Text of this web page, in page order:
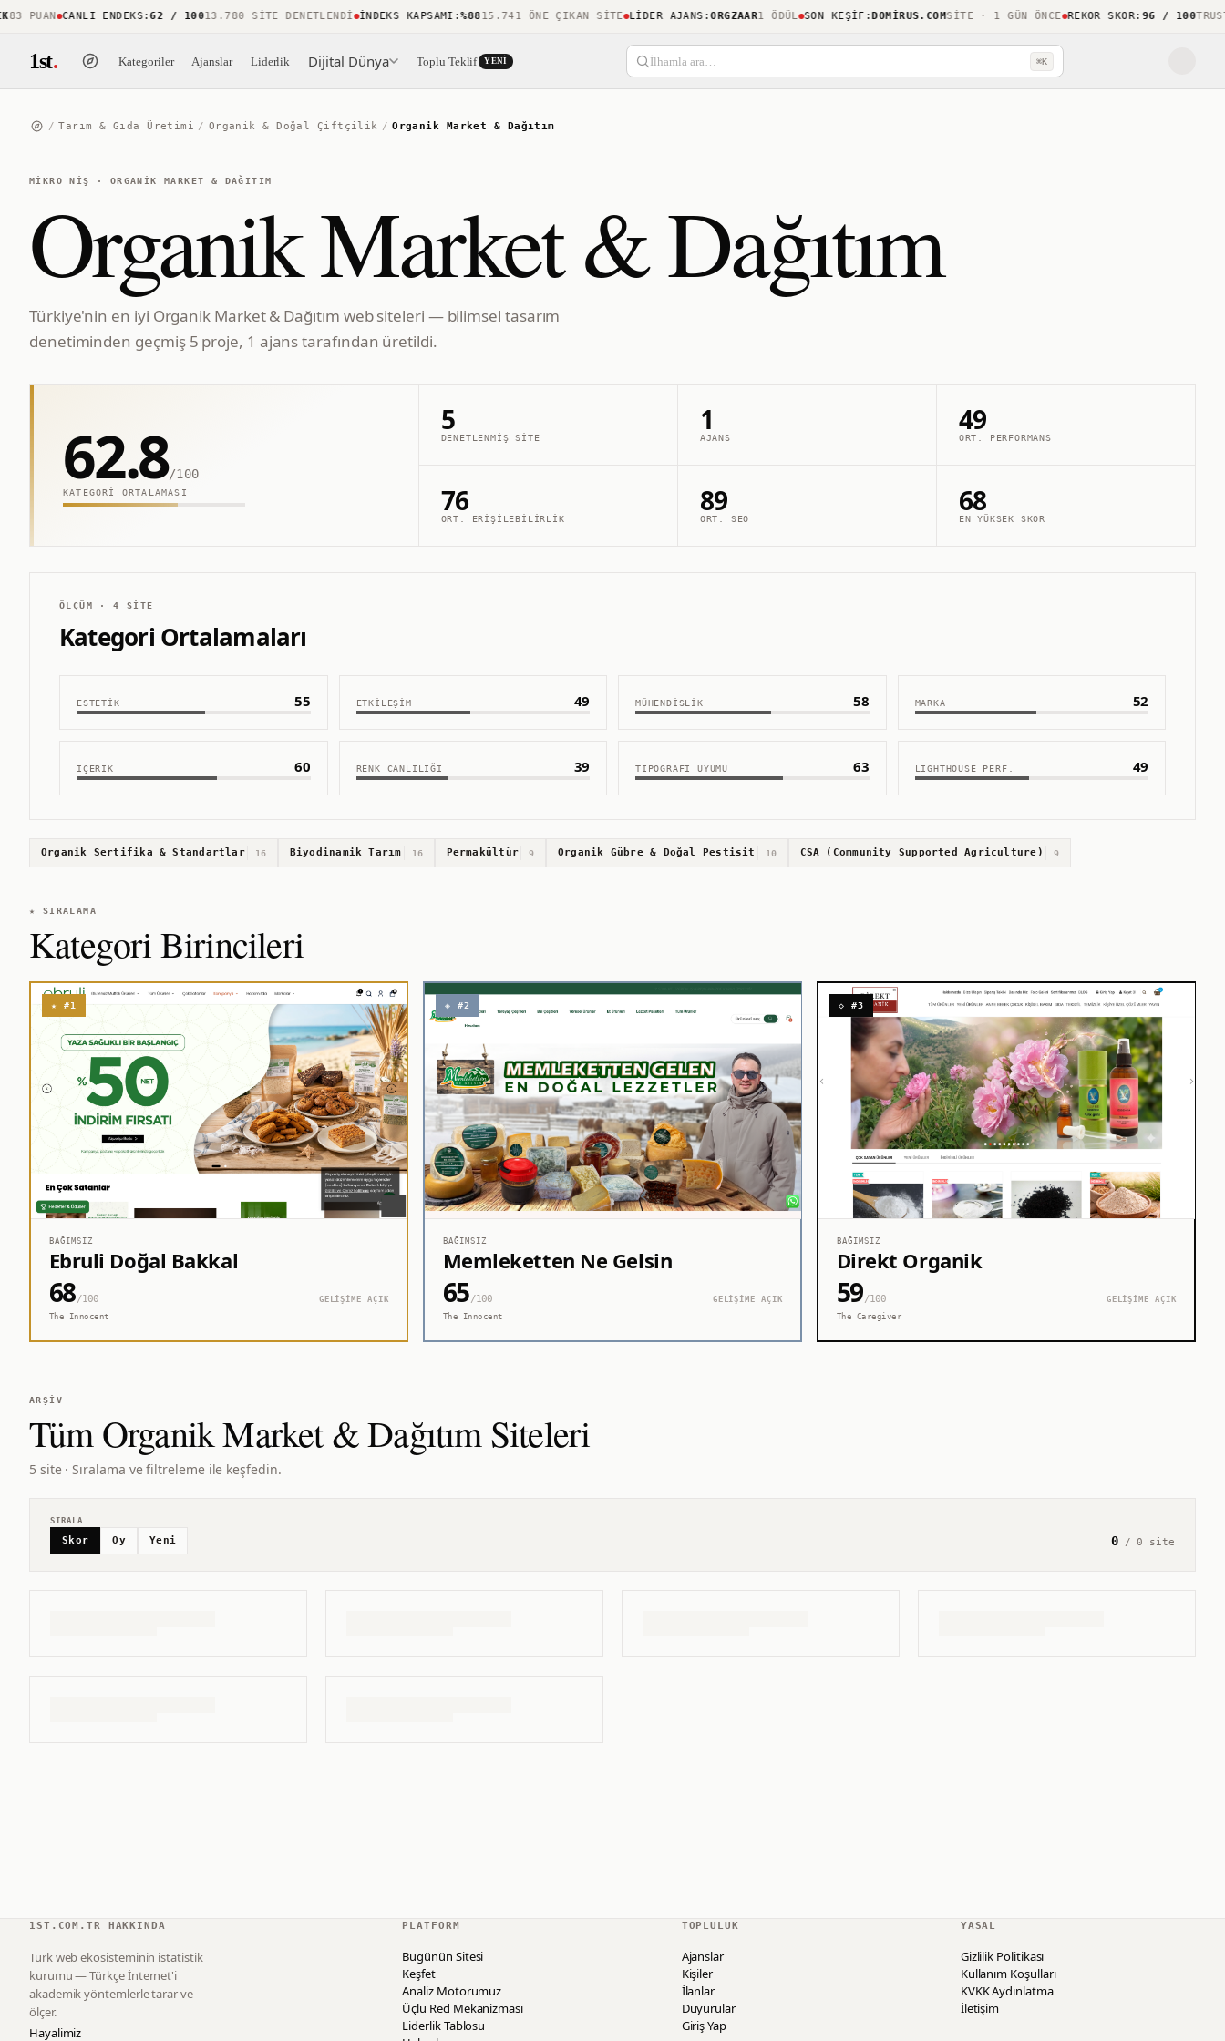
PUAN CANLI ENDEKS:62 / 100 13.780 SITE DENETLENDI İNDEKS KAPSAMI:%8815.741 ÖNE ÇIKAN SITE LIDER AJANS:ORGZAAR1 ÖDÜL SON KEŞIF:DOMIRUS.COM SITE · 1 GÜN ÖNCE REKOR SKOR:96 / 100
1st. Kategoriler Ajanslar Liderlik Dijital Dünya Toplu Teklif YENI İlhamla ara… ⌘K
/ Tarım & Gıda Üretimi / Organik & Doğal Çiftçilik / Organik Market & Dağıtım
MIKRO NIŞ · ORGANIK MARKET & DAĞITIM
Organik Market & Dağıtım
Türkiye'nin en iyi Organik Market & Dağıtım web siteleri — bilimsel tasarım
denetiminden geçmiş 5 proje, 1 ajans tarafından üretildi.
62.8/100
KATEGORI ORTALAMASI
5
DENETLENMIŞ SITE
1
AJANS
49
ORT. PERFORMANS
76
ORT. ERIŞILEBILIRLIK
89
ORT. SEO
68
EN YÜKSEK SKOR
ÖLÇÜM ·4 SITE
Kategori Ortalamaları
ESTETIK 55 ETKILEŞIM 49 MÜHENDISLIK 58 MARKA 52
İÇERIK 60 RENK CANLILIĞI 39 TIPOGRAFI UYUMU 63 LIGHTHOUSE PERF. 49
Organik Sertifika & Standartlar 16 Biyodinamik Tarım 16 Permakültür 9 Organik Gübre & Doğal Pestisit 10 CSA (Community Supported Agriculture) 9
★ SIRALAMA
Kategori Birincileri
★ #1
BAĞIMSIZ
Ebruli Doğal Bakkal
68/100
GELİŞİME AÇIK
The Innocent
◈ #2
BAĞIMSIZ
Memleketten Ne Gelsin
65/100
GELİŞİME AÇIK
The Innocent
◇ #3
BAĞIMSIZ
Direkt Organik
59/100
GELİŞİME AÇIK
The Caregiver
ARŞIV
TümOrganik Market & DağıtımSiteleri
5 site · Sıralama ve filtreleme ile keşfedin.
SIRALA
Skor Oy Yeni 0/0 site
1ST.COM.TR HAKKINDA
Türk web ekosisteminin istatistik
kurumu — Türkçe İnternet'i
akademik yöntemlerle tarar ve
ölçer.
Hayalimiz
PLATFORM
Bugünün Sitesi
Keşfet
Analiz Motorumuz
Üçlü Red Mekanizması
Liderlik Tablosu
TOPLULUK
Ajanslar
Kişiler
İlanlar
Duyurular
Giriş Yap
YASAL
Gizlilik Politikası
Kullanım Koşulları
KVKK Aydınlatma
İletişim